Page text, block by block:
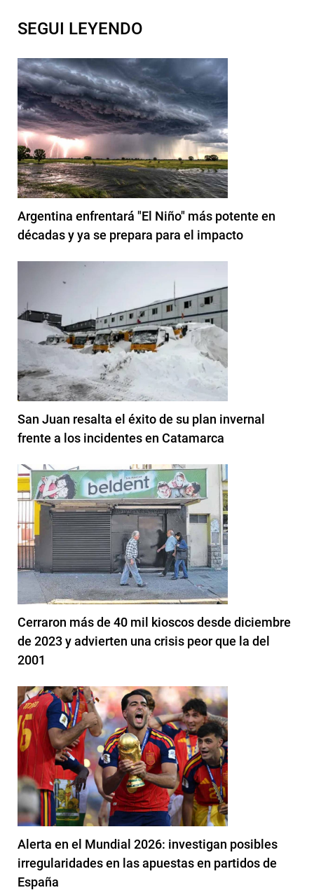
SEGUI LEYENDO
Argentina enfrentará "El Niño" más potente en
décadas y ya se prepara para el impacto
San Juan resalta el éxito de su plan invernal
frente a los incidentes en Catamarca
Cerraron más de 40 mil kioscos desde diciembre
de 2023 y advierten una crisis peor que la del
2001
Alerta en el Mundial 2026: investigan posibles
irregularidades en las apuestas en partidos de
España